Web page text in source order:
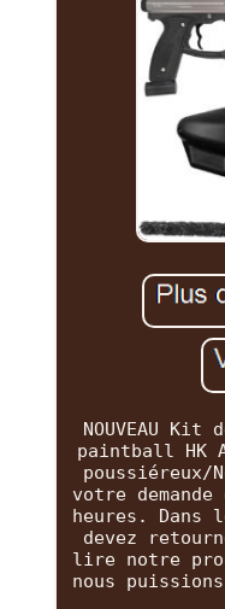
NOUVEAU
paintball HK
poussiéreux/
votre
heures. Dans
devez
lire notre
nous